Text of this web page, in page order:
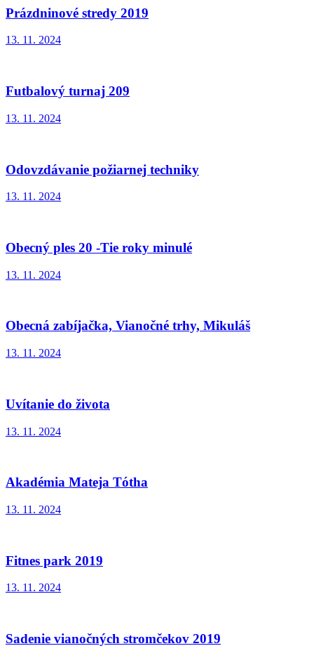
Prázdninové stredy 2019
13. 11. 2024
Futbalový turnaj 209
13. 11. 2024
Odovzdávanie požiarnej techniky
13. 11. 2024
Obecný ples 20 -Tie roky minulé
13. 11. 2024
Obecná zabíjačka, Vianočné trhy, Mikuláš
13. 11. 2024
Uvítanie do života
13. 11. 2024
Akadémia Mateja Tótha
13. 11. 2024
Fitnes park 2019
13. 11. 2024
Sadenie vianočných stromčekov 2019